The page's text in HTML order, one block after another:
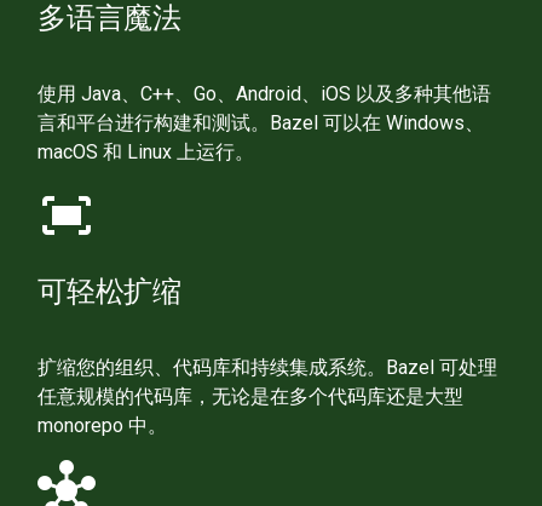
多语言魔法
使用 Java、C++、Go、Android、iOS 以及多种其他语
言和平台进行构建和测试。Bazel 可以在 Windows、
macOS 和 Linux 上运行。
fit_screen
可轻松扩缩
扩缩您的组织、代码库和持续集成系统。Bazel 可处理
任意规模的代码库，无论是在多个代码库还是大型
monorepo 中。
hub